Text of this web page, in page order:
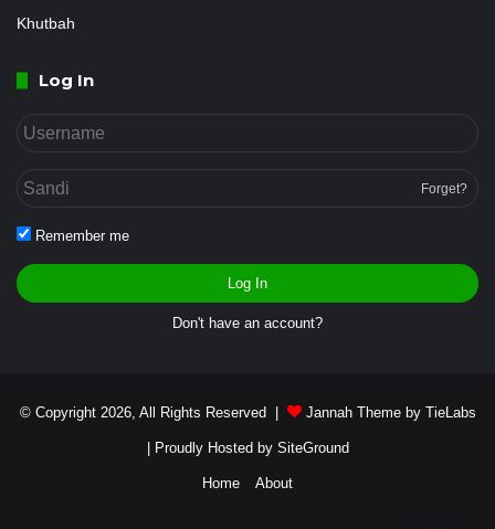
Khutbah
Log In
Forget?
Remember me
Log In
Don't have an account?
© Copyright 2026, All Rights Reserved | Jannah Theme by TieLabs
| Proudly Hosted by SiteGround
Home About